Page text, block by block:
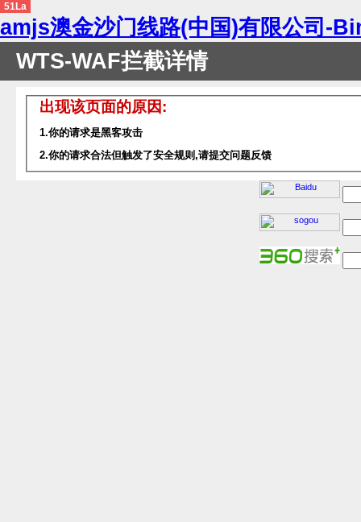
51La
amjs澳金沙门线路(中国)有限公司-
WTS-WAF拦截详情
出现该页面的原因:
1.你的请求是黑客攻击
2.你的请求合法但触发了安全规则,请提交问题反馈